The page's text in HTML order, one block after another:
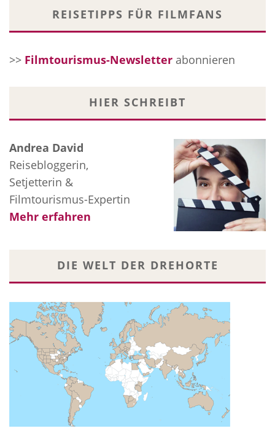
REISETIPPS FÜR FILMFANS
>> Filmtourismus-Newsletter abonnieren
HIER SCHREIBT
Andrea David
Reisebloggerin,
Setjetterin &
Filmtourismus-Expertin
Mehr erfahren
DIE WELT DER DREHORTE